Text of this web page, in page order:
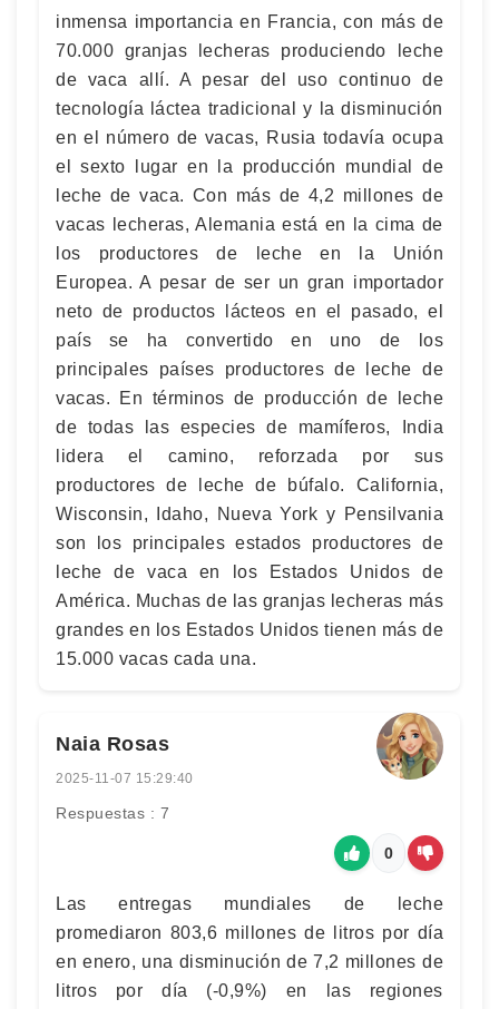
inmensa importancia en Francia, con más de
70.000 granjas lecheras produciendo leche
de vaca allí. A pesar del uso continuo de
tecnología láctea tradicional y la disminución
en el número de vacas, Rusia todavía ocupa
el sexto lugar en la producción mundial de
leche de vaca. Con más de 4,2 millones de
vacas lecheras, Alemania está en la cima de
los productores de leche en la Unión
Europea. A pesar de ser un gran importador
neto de productos lácteos en el pasado, el
país se ha convertido en uno de los
principales países productores de leche de
vacas. En términos de producción de leche
de todas las especies de mamíferos, India
lidera el camino, reforzada por sus
productores de leche de búfalo. California,
Wisconsin, Idaho, Nueva York y Pensilvania
son los principales estados productores de
leche de vaca en los Estados Unidos de
América. Muchas de las granjas lecheras más
grandes en los Estados Unidos tienen más de
15.000 vacas cada una.
Naia Rosas
2025-11-07 15:29:40
Respuestas : 7
0
Las entregas mundiales de leche
promediaron 803,6 millones de litros por día
en enero, una disminución de 7,2 millones de
litros por día (-0,9%) en las regiones